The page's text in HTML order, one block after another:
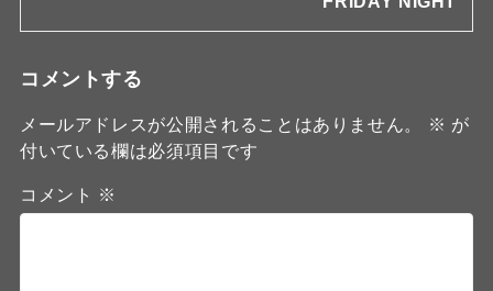
コメントする
メールアドレスが公開されることはありません。 ※ が
付いている欄は必須項目です
コメント ※